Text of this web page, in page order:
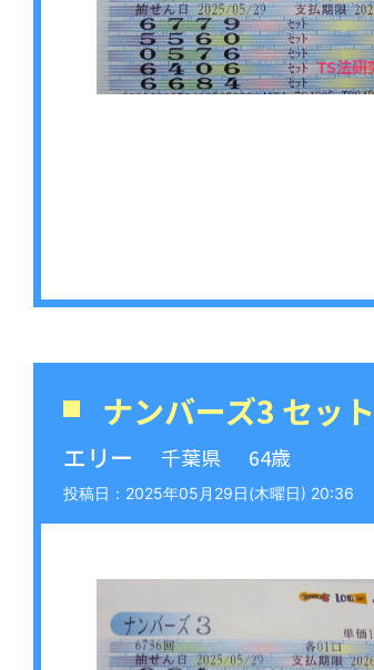
ナンバーズ3 セッ
エリー 千葉県 64歳
2025年05月29日(木曜日) 20:36